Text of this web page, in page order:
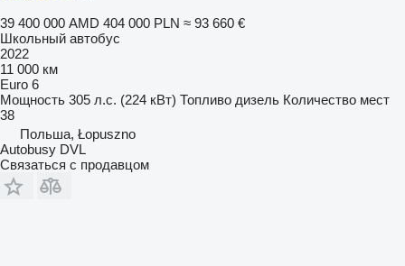
39 400 000 AMD 404 000 PLN ≈ 93 660 €
Школьный автобус
2022
11 000 км
Euro 6
Мощность 305 л.с. (224 кВт) Топливо дизель Количество мест
38
Польша, Łopuszno
Autobusy DVL
Связаться с продавцом